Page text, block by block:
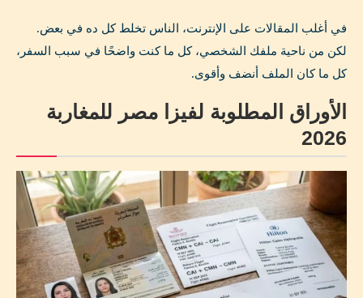
في أغلب المقالات على الإنترنت، الناس تخلط كل ده في بعض.
لكن من ناحية ملفك الشخصي، كل ما كنت واضحًا في سبب السفر،
كل ما كان الملف أنضف وأقوى.
الأوراق المطلوبة لفيزا مصر للمغاربة
2026